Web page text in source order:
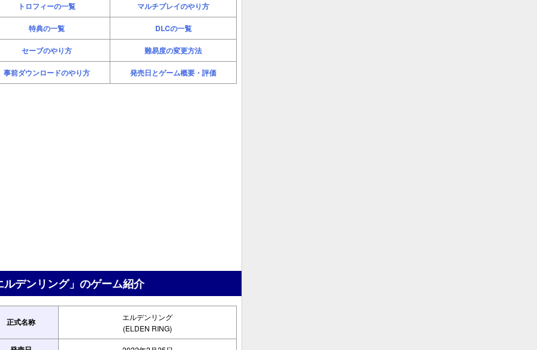
トロフィーの一覧 マルチプレイのやり方
特典の一覧 DLCの一覧
セーブのやり方 難易度の変更方法
事前ダウンロードのやり方 発売日とゲーム概要・評価
ルデンリング」のゲーム紹介
正式名称
エルデンリング
(ELDEN RING)